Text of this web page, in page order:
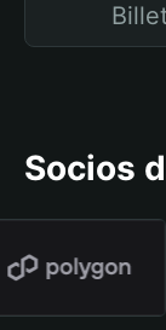
Socios